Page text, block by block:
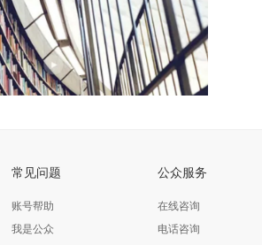
常见问题
账号帮助
我是公众
公众服务
在线咨询
电话咨询